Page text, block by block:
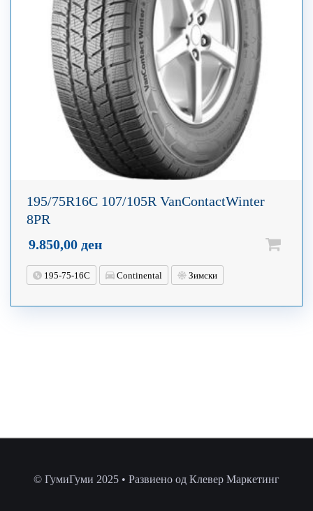
195/75R16C 107/105R VanContactWinter
8PR
9.850,00 ден
195-75-16C Continental Зимски
© ГумиГуми 2025 • Развиено од Клевер Маркетинг